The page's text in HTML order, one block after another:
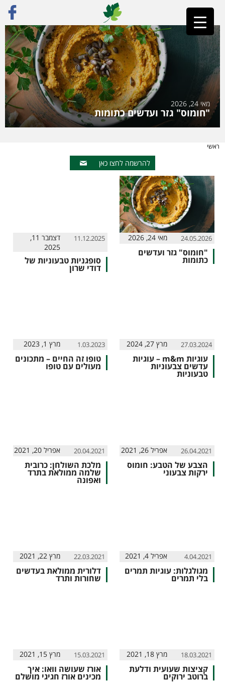
מאי 24, 2026
"חומוס" גזר ועדשים כתומות
ראשי
להרשמה לחצו כאן
24.05.2026 מאי 24, 2026
"חומוס" גזר ועדשים
כתומות
11.12.2025
דצמבר 11,
2025
סופגניות טבעוניות של
דודי שרון
27.03.2024 מרץ 27, 2024
עוגיות m&m – עוגיות
עדשים צבעוניות
טבעוניות
1.03.2023 מרץ 1, 2023
טופו זה החיים – מתכונים
מעולים עם טופו
26.04.2021 אפריל 26, 2021
הצבע של הטבע: חומוס
ירקות צבעוני
20.04.2021 אפריל 20, 2021
מלכת השולחן: כרובית
שלמה ממולאת בתרד
ואפונה
4.04.2021 אפריל 4, 2021
מגולגלות: עוגיות תמרים
בלי תמרים
22.03.2021 מרץ 22, 2021
דלורית ממולאת בעדשים
שחורות ותרד
18.03.2021 מרץ 18, 2021
קציצות שעועית ודלעת
ברוטב ירוקים
15.03.2021 מרץ 15, 2021
אורז שעושה וואו: איך
מכינים אורז חגיגי מושלם